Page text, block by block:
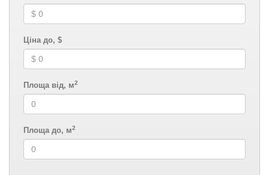
Ціна до, $
Площа від, м2
Площа до, м2